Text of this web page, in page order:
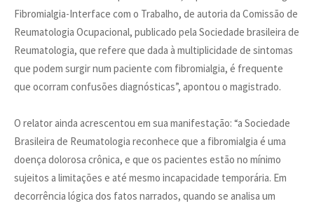
Fibromialgia-Interface com o Trabalho, de autoria da Comissão de
Reumatologia Ocupacional, publicado pela Sociedade brasileira de
Reumatologia, que refere que dada à multiplicidade de sintomas
que podem surgir num paciente com fibromialgia, é frequente
que ocorram confusões diagnósticas”, apontou o magistrado.
O relator ainda acrescentou em sua manifestação: “a Sociedade
Brasileira de Reumatologia reconhece que a fibromialgia é uma
doença dolorosa crônica, e que os pacientes estão no mínimo
sujeitos a limitações e até mesmo incapacidade temporária. Em
decorrência lógica dos fatos narrados, quando se analisa um